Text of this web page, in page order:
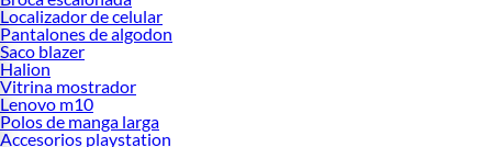
Localizador de celular
Pantalones de algodon
Saco blazer
Halion
Vitrina mostrador
Lenovo m10
Polos de manga larga
Accesorios playstation